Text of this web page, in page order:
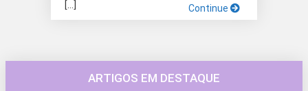
[…]
Continue
ARTIGOS EM DESTAQUE